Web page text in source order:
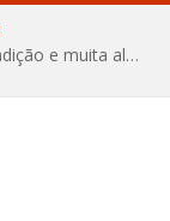
Afuá comemora 136 anos com orgulho, tradição e muita alegria na Quadra Dr. Nelson Salomão